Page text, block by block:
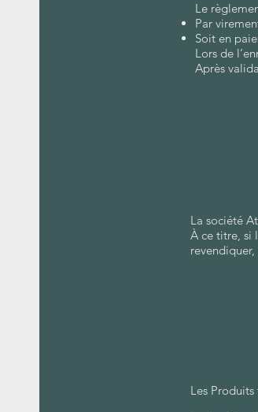
Le
Par
Soit en
Lors de
Après
La société
À ce titre, si
Les